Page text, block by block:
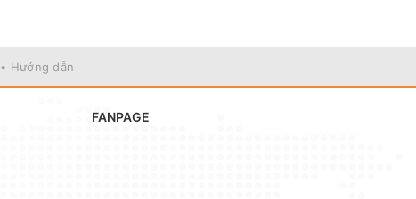
• Hướng dẫn
FANPAGE